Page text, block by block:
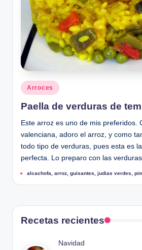
Publicado
en
Arroces
Paella de verduras de
Este arroz es uno de mis preferidos.
valenciana, adoro el arroz, y como
todo tipo de verduras, pues esta es
perfecta. Lo preparo con las
Etiquetas:
alcachofa arroz guisantes judias verdes
Recetas recientes
Publicado
Navidad